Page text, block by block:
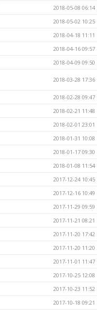
2018-05-08 06:14
2018-05-02 10:25
2018-04-18 11:11
2018-04-16 09:57
2018-04-09 09:50
2018-03-28 17:36
2018-02-28 09:47
2018-02-21 11:48
2018-02-01 23:01
2018-01-31 10:08
2018-01-17 09:30
2018-01-08 11:54
2017-12-24 10:45
2017-12-16 10:49
2017-11-29 09:59
2017-11-21 08:21
2017-11-20 17:42
2017-11-20 11:20
2017-11-01 11:47
2017-10-25 12:08
2017-10-23 11:52
2017-10-18 09:21